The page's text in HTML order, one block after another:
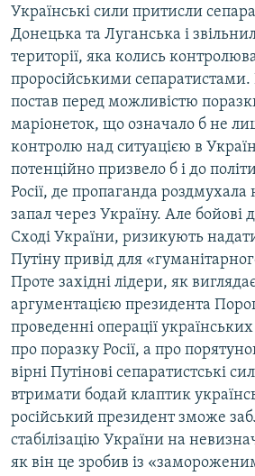
Українські сили притисли
Донецька та Луганська і
території, яка колись
проросійськими сепаратистами.
постав перед можливістю
маріонеток, що означало б не
контролю над ситуацією в
потенційно призвело б і до
Росії, де пропаганда роздмухала
запал через Україну. Але бойові
Сході України, ризикують
Путіну привід для
Проте західні лідери, як
аргументацією президента
проведенні операції
про поразку Росії, а про
вірні Путінові сепаратистські
втримати бодай клаптик
російський президент зможе
стабілізацію України на
як він це зробив із